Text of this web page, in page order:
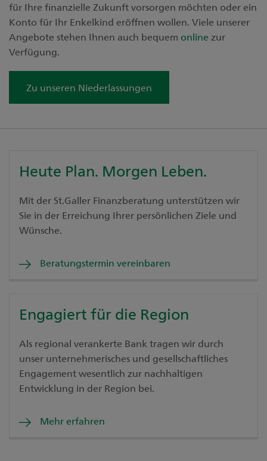
für Ihre finanzielle Zukunft vorsorgen möchten oder ein
Konto für Ihr Enkelkind eröffnen wollen. Viele unserer
Angebote stehen Ihnen auch bequem online zur
Verfügung.
Zu unseren Niederlassungen
Heute Plan. Morgen Leben.
Mit der St.Galler Finanzberatung unterstützen wir
Sie in der Erreichung Ihrer persönlichen Ziele und
Wünsche.
Beratungstermin vereinbaren
Engagiert für die Region
Als regional verankerte Bank tragen wir durch
unser unternehmerisches und gesellschaftliches
Engagement wesentlich zur nachhaltigen
Entwicklung in der Region bei.
Mehr erfahren